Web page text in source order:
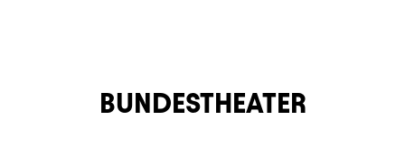
BUNDESTHEATER